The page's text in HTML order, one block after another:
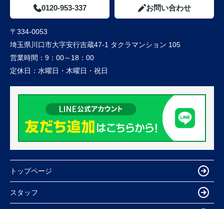
0120-953-337 お問い合わせ
〒334-0053
埼玉県川口市大字安行吉蔵47-1 タクラマンション 105
営業時間： 9：00～18：00
定休日： 水曜日・木曜日・祝日
トップページ
スタッフ